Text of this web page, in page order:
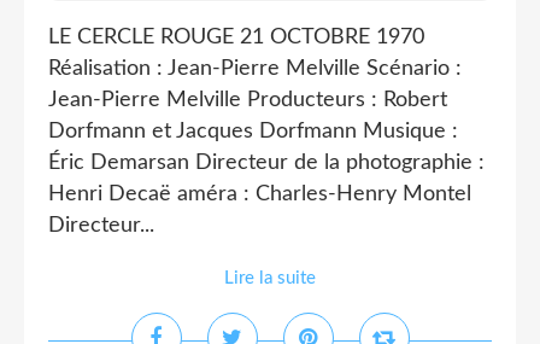
LE CERCLE ROUGE 21 OCTOBRE 1970
Réalisation : Jean-Pierre Melville Scénario :
Jean-Pierre Melville Producteurs : Robert
Dorfmann et Jacques Dorfmann Musique :
Éric Demarsan Directeur de la photographie :
Henri Decaë améra : Charles-Henry Montel
Directeur...
Lire la suite